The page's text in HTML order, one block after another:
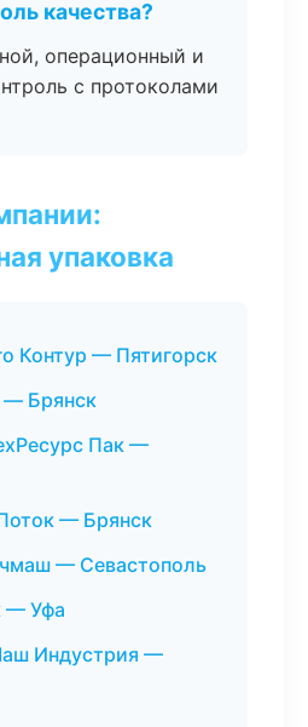
качества?
операционный и
с протоколами
упаковка
Контур — Пятигорск
— Брянск
Пак —
— Брянск
— Севастополь
— Уфа
Индустрия —